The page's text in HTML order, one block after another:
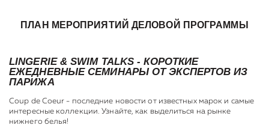
ПЛАН МЕРОПРИЯТИЙ ДЕЛОВОЙ ПРОГРАММЫ
LINGERIE & SWIM TALKS - КОРОТКИЕ
ЕЖЕДНЕВНЫЕ СЕМИНАРЫ ОТ ЭКСПЕРТОВ ИЗ
ПАРИЖА
Coup de Coeur - последние новости от известных марок и самые
интересные коллекции. Узнайте, как выделиться на рынке
нижнего белья!